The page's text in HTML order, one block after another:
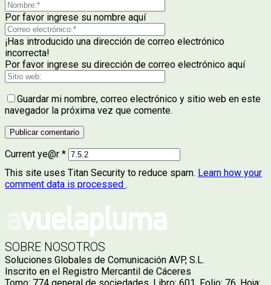
Por favor ingrese su nombre aquí
¡Has introducido una dirección de correo electrónico
incorrecta!
Por favor ingrese su dirección de correo electrónico aquí
Guardar mi nombre, correo electrónico y sitio web en este
navegador la próxima vez que comente.
Current ye@r *
This site uses Titan Security to reduce spam. Learn how your
comment data is processed .
SOBRE NOSOTROS
Soluciones Globales de Comunicación AVP, S.L.
Inscrito en el Registro Mercantil de Cáceres